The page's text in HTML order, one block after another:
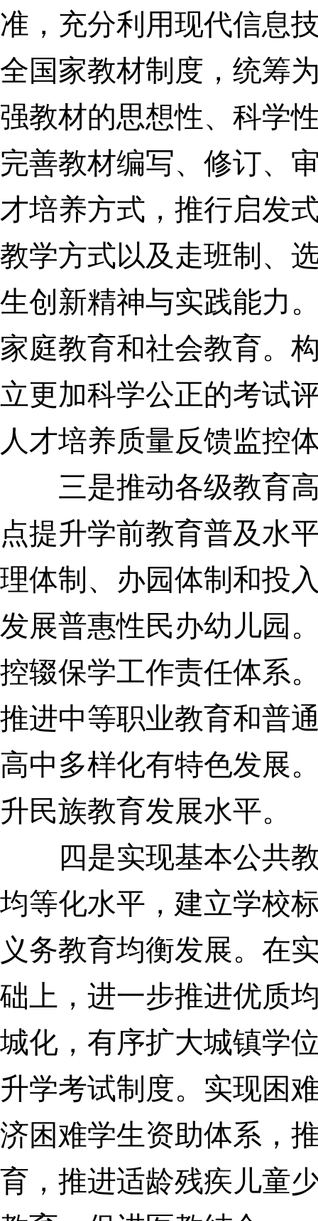
准，充分利用现代信息
全国家教材制度，统筹
强教材的思想性、科学
完善教材编写、修订、
才培养方式，推行启发
教学方式以及走班制、
生创新精神与实践能力
家庭教育和社会教育。
立更加科学公正的考试
人才培养质量反馈监控
三是推动各级教育高
点提升学前教育普及水
理体制、办园体制和投
发展普惠性民办幼儿园
控辍保学工作责任体系
推进中等职业教育和普
高中多样化有特色发展
升民族教育发展水平。
四是实现基本公共教
均等化水平，建立学校
义务教育均衡发展。在
础上，进一步推进优质
城化，有序扩大城镇学
升学考试制度。实现困
济困难学生资助体系，
育，推进适龄残疾儿童